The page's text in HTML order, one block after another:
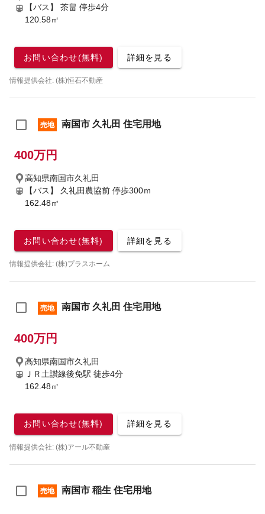
【バス】 茶畠 停歩4分
120.58㎡
お問い合わせ(無料) 詳細を見る
情報提供会社: (株)恒石不動産
売地 南国市 久礼田 住宅用地
400万円
高知県南国市久礼田
【バス】 久礼田農協前 停歩300ｍ
162.48㎡
お問い合わせ(無料) 詳細を見る
情報提供会社: (株)プラスホーム
売地 南国市 久礼田 住宅用地
400万円
高知県南国市久礼田
ＪＲ土讃線後免駅 徒歩4分
162.48㎡
お問い合わせ(無料) 詳細を見る
情報提供会社: (株)アール不動産
売地 南国市 稲生 住宅用地